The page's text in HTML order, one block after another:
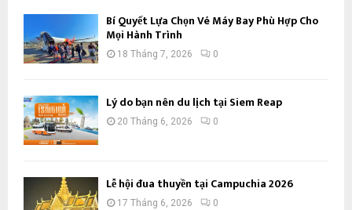
Bí Quyết Lựa Chọn Vé Máy Bay Phù Hợp Cho
Mọi Hành Trình
18 Tháng 7, 2026 0
Lý do bạn nên du lịch tại Siem Reap
20 Tháng 6, 2026 0
Lễ hội đua thuyền tại Campuchia 2026
17 Tháng 6, 2026 0